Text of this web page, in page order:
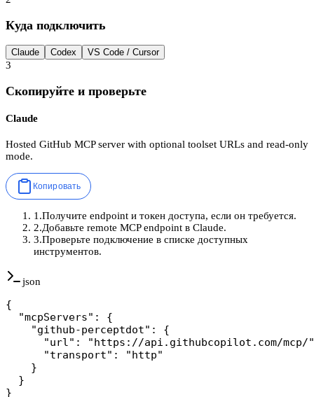
Куда подключить
Claude Codex VS Code / Cursor
3
Скопируйте и проверьте
Claude
Hosted GitHub MCP server with optional toolset URLs and read-only
mode.
Копировать
1 .Получите endpoint и токен доступа, если он требуется.
2.Добавьте remote MCP endpoint в Claude.
3.Проверьте подключение в списке доступных
инструментов.
json
{
  "mcpServers": {
    "github-perceptdot": {
"url": "https://api.githubcopilot.com/mcp/
      "transport": "http"
    }
  }
}